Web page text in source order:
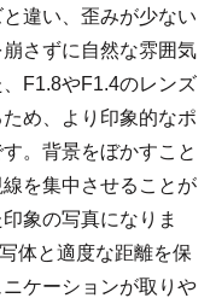
違い、歪みが少ない
さずに自然な雰囲気
F1.8やF1.4のレンズ
め、より印象的なポ
。背景をぼかすこと
を集中させることが
象の写真になりま
体と適度な距離を保
ケーションが取りや